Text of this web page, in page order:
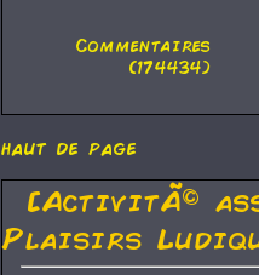
Commentaires
(174434)
haut de page
[ActivitÃ©
Plaisirs